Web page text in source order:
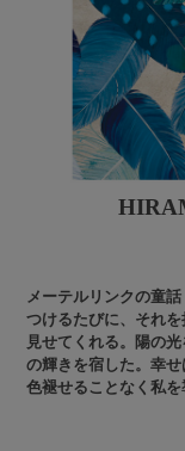
メーテルリンクの童
つけるたびに、それ
見せてくれる。陽の
の輝きを宿した。幸
色褪せることなく私を